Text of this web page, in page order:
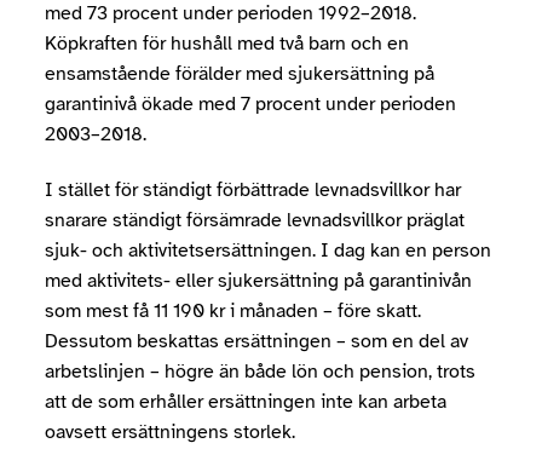
med 73 procent under perioden 1992–2018.
Köpkraften för hushåll med två barn och en
ensamstående förälder med sjukersättning på
garantinivå ökade med 7 procent under perioden
2003–2018.
I stället för ständigt förbättrade levnadsvillkor har
snarare ständigt försämrade levnadsvillkor präglat
sjuk- och aktivitetsersättningen. I dag kan en person
med aktivitets- eller sjukersättning på garantinivån
som mest få 11 190 kr i månaden – före skatt.
Dessutom beskattas ersättningen – som en del av
arbetslinjen – högre än både lön och pension, trots
att de som erhåller ersättningen inte kan arbeta
oavsett ersättningens storlek.